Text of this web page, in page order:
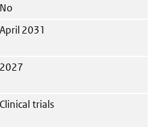
No
April 2031
2027
Clinical trials